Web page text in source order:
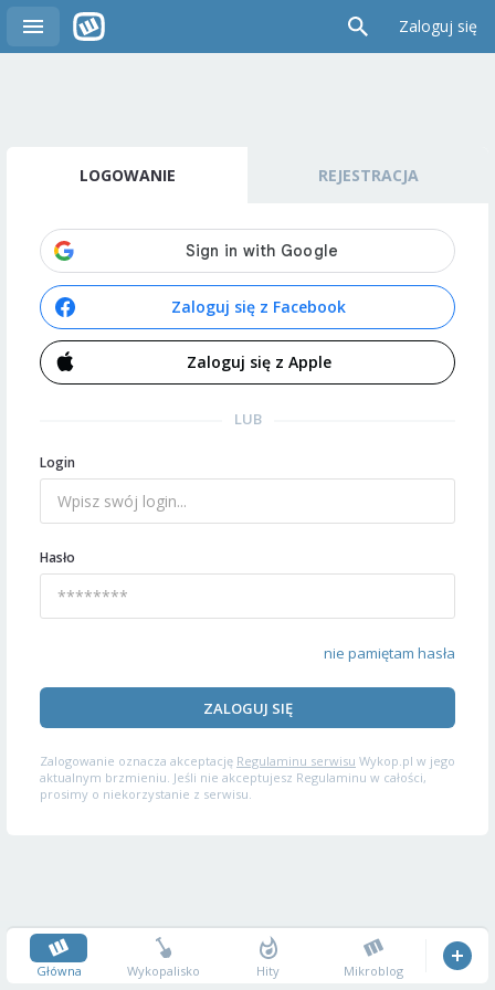
Zaloguj się
LOGOWANIE REJESTRACJA
Zaloguj się z Facebook
Zaloguj się z Apple
LUB
Login
Hasło
nie pamiętam hasła
ZALOGUJ SIĘ
Zalogowanie oznacza akceptację Regulaminu serwisu Wykop.pl w jego
aktualnym brzmieniu. Jeśli nie akceptujesz Regulaminu w całości,
prosimy o niekorzystanie z serwisu.
Główna Wykopalisko Hity Mikroblog